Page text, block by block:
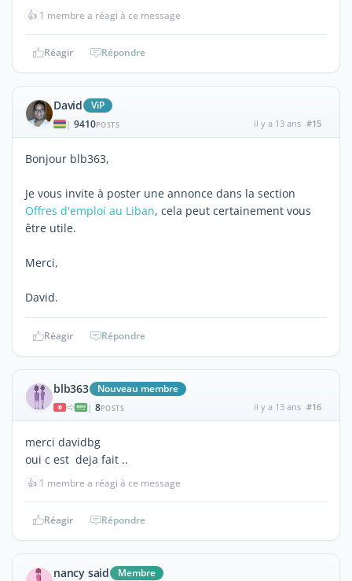
👍 1 membre a réagi à ce message
Réagir Répondre
David ViP
| 9410POSTS il y a 13 ans #15
Bonjour blb363,
Je vous invite à poster une annonce dans la section
Offres d'emploi au Liban, cela peut certainement vous
être utile.
Merci,
David.
Réagir Répondre
blb363 Nouveau membre
| 8POSTS il y a 13 ans #16
merci davidbg
oui c est deja fait ..
👍 1 membre a réagi à ce message
Réagir Répondre
nancy said Membre